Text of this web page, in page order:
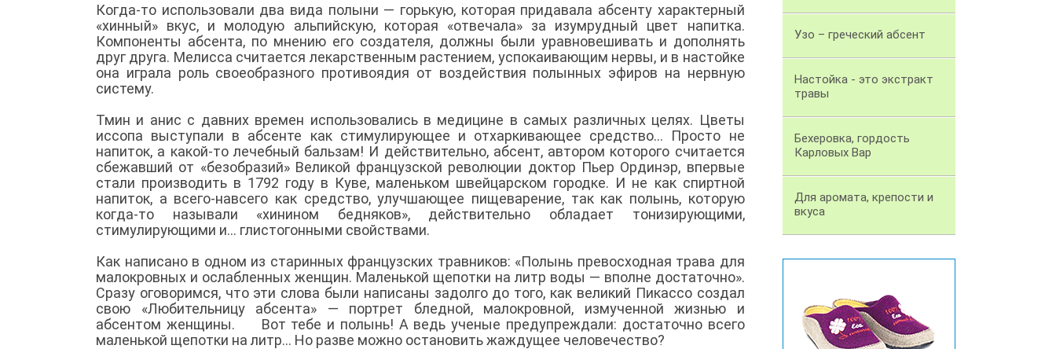
Когда-то использовали два вида полыни — горькую, которая придавала абсенту характерный
«хинный» вкус, и молодую альпийскую, которая «отвечала» за изумрудный цвет напитка.
Компоненты абсента, по мнению его создателя, должны были уравновешивать и дополнять
друг друга. Мелисса считается лекарственным растением, успокаивающим нервы, и в настойке
она играла роль своеобразного противоядия от воздействия полынных эфиров на нервную
систему.
Тмин и анис с давних времен использовались в медицине в самых различных целях. Цветы
иссопа выступали в абсенте как стимулирующее и отхаркивающее средство... Просто не
напиток, а какой-то лечебный бальзам! И действительно, абсент, автором которого считается
сбежавший от «безобразий» Великой французской революции доктор Пьер Ординэр, впервые
стали производить в 1792 году в Куве, маленьком швейцарском городке. И не как спиртной
напиток, а всего-навсего как средство, улучшающее пищеварение, так как полынь, которую
когда-то называли «хинином бедняков», действительно обладает тонизирующими,
стимулирующими и... глистогонными свойствами.
Как написано в одном из старинных французских травников: «Полынь превосходная трава для
малокровных и ослабленных женщин. Маленькой щепотки на литр воды — вполне достаточно».
Сразу оговоримся, что эти слова были написаны задолго до того, как великий Пикассо создал
свою «Любительницу абсента» — портрет бледной, малокровной, измученной жизнью и
абсентом женщины. Вот тебе и полынь! А ведь ученые предупреждали: достаточно всего
маленькой щепотки на литр... Но разве можно остановить жаждущее человечество?
Узо – греческий абсент
Настойка - это экстракт
травы
Бехеровка, гордость
Карловых Вар
Для аромата, крепости и
вкуса